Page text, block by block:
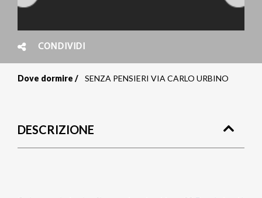
CONDIVIDI
pane
Dove dormire SENZA PENSIERI VIA CARLO URBINO
DESCRIZIONE